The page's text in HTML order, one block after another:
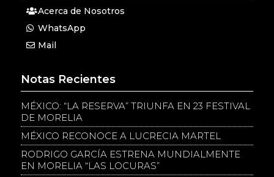
Acerca de Nosotros
WhatsApp
Mail
Notas Recientes
MÉXICO: “LA RESERVA” TRIUNFA EN 23 FESTIVAL
DE MORELIA
MÉXICO RECONOCE A LUCRECIA MARTEL
RODRIGO GARCÍA ESTRENA MUNDIALMENTE
EN MORELIA “LAS LOCURAS”